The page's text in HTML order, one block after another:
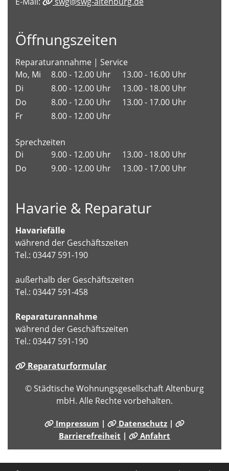
Öffnungszeiten
Reparaturannahme | Service
Mo, Mi
8.00 - 12.00 Uhr
13.00 - 16.00 Uhr
Di
8.00 - 12.00 Uhr
13.00 - 18.00 Uhr
Do
8.00 - 12.00 Uhr
13.00 - 17.00 Uhr
Fr
8.00 - 12.00 Uhr
Sprechzeiten
Di
9.00 - 12.00 Uhr
13.00 - 18.00 Uhr
Do
9.00 - 12.00 Uhr 13.00 - 17.00 Uhr
Havarie & Reparatur
Havariefälle
während der Geschäftszeiten
Tel.: 03447 591-190
außerhalb der Geschäftszeiten
Tel.: 03447 591-458
Reparaturannahme
während der Geschäftszeiten
Tel.: 03447 591-190
Reparaturformular
© Städtische Wohnungsgesellschaft Altenburg
mbH. Alle Rechte vorbehalten.
Impressum | Datenschutz |
Barrierefreiheit | Anfahrt